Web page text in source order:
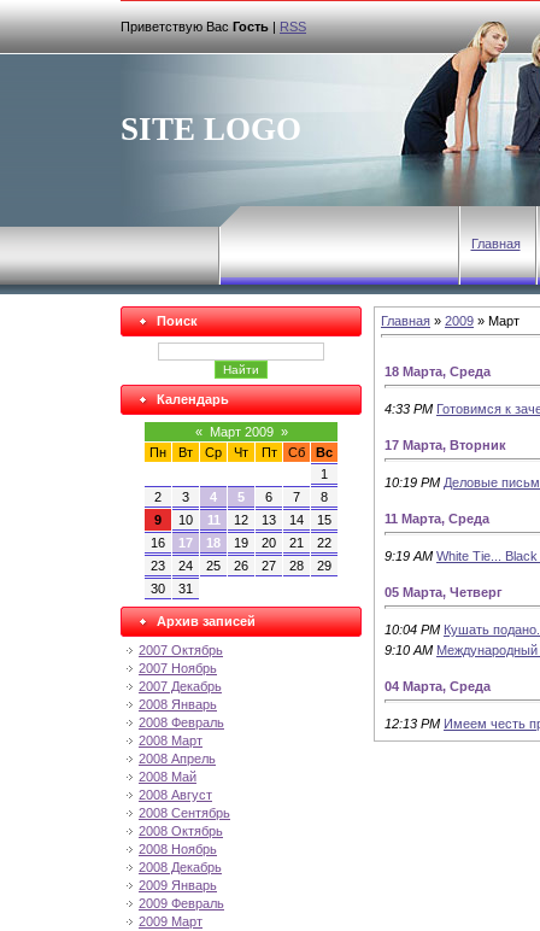
Приветствую Вас Гость|RSS
SITE LOGO
Главная
Поиск
Календарь
« Март 2009 »
Пн
Вт Ср Чт Пт Сб
Вс
1
2
3 4 5 6 7
8
9
10 11 12 13 14
15
16
17 18 19 20 21
22
23
24 25 26 27 28
29
30
31
Архив записей
2007 Октябрь
2007 Ноябрь
2007 Декабрь
2008 Январь
2008 Февраль
2008 Март
2008 Апрель
2008 Май
2008 Август
2008 Сентябрь
2008 Октябрь
2008 Ноябрь
2008 Декабрь
2009 Январь
2009 Февраль
2009 Март
Главная » 2009 » Март
18 Марта, Среда
4:33 PM Готовимся к
17 Марта, Вторник
10:19 PM Деловые
11 Марта, Среда
9:19 AM White Tie...
05 Марта, Четверг
10:04 PM Кушать
9:10 AM
04 Марта, Среда
12:13 PM Имеем честь